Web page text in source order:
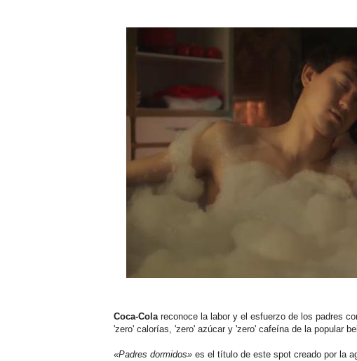
Coca-Colareconoce la labor y el esfuerzo de los padres
'zero' calorías, 'zero' azúcar y 'zero' cafeína de la popular
«Padres dormidos» es el título de este spot creado por la